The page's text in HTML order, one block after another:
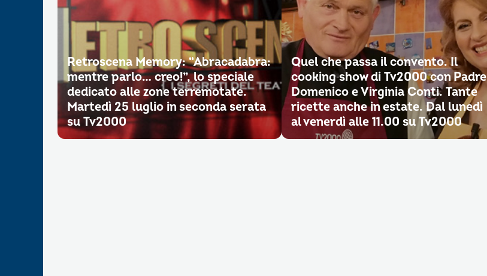
Retroscena Memory: “Abracadabra:
mentre parlo… creo!”, lo speciale
dedicato alle zone terremotate.
Martedì 25 luglio in seconda serata
su Tv2000
Quel che passa il convento. Il
cooking show di Tv2000 con Padre
Domenico e Virginia Conti. Tante
ricette anche in estate. Dal lunedì
al venerdì alle 11.00 su Tv2000